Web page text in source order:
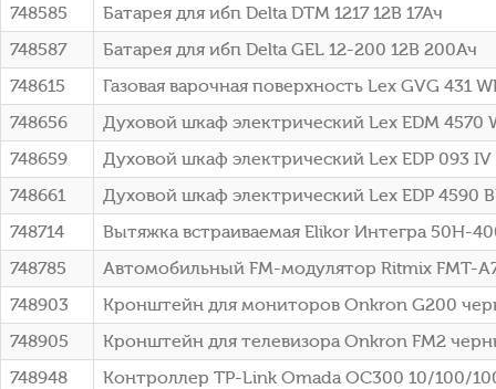
748585
Батарея для ибп Delta DTM 1217 12В 17Ач
748587
Батарея для ибп Delta GEL 12-200 12В 200Ач
748615
Газовая варочная поверхность Lex GVG 431
748656
Духовой шкаф электрический Lex EDM 4570
748659
Духовой шкаф электрический Lex EDP 093
748661
Духовой шкаф электрический Lex EDP 4590
748714
Вытяжка встраиваемая Elikor Интегра 50Н-
748785
Автомобильный FM-модулятор Ritmix FMT-
748903
Кронштейн для мониторов Onkron G200
748905
Кронштейн для телевизора Onkron FM2
748948
Контроллер TP-Link Omada OC300 10/100/